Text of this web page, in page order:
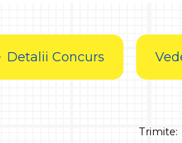
Detalii Concurs
Trimite: